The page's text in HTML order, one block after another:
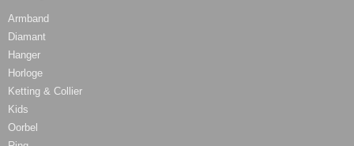
Armband
Diamant
Hanger
Horloge
Ketting & Collier
Kids
Oorbel